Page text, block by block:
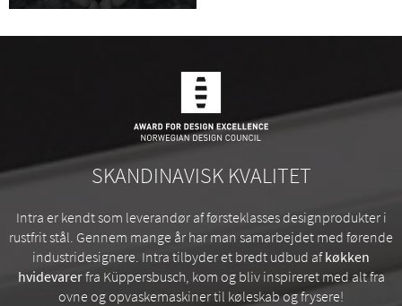
SKANDINAVISK KVALITET
Intra er kendt som leverandør af førsteklasses designprodukter i
rustfrit stål. Gennem mange år har man samarbejdet med førende
industridesignere. Intra tilbyder et bredt udbud afkøkken
hvidevarerfra Küppersbusch, kom og bliv inspireret med alt fra
ovne og opvaskemaskiner til køleskab og frysere!